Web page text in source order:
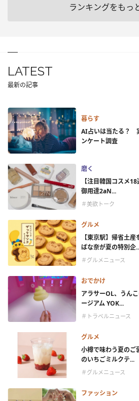
ランキングをもっ
LATEST
最新の記事
暮らす
AI占いは当たる？
ンケート調査
磨く
【注目韓国コスメ
御用達2aN...
＃美欲トーク
グルメ
【東京駅】帰省土
ばな奈が夏の特別企
＃グルメニュース
おでかけ
アラサーOL、うん
ージアム YOK...
＃トラベルニュース
グルメ
小樽で味わう夏のご
のいちごミルクテ...
＃グルメニュース
ファッション